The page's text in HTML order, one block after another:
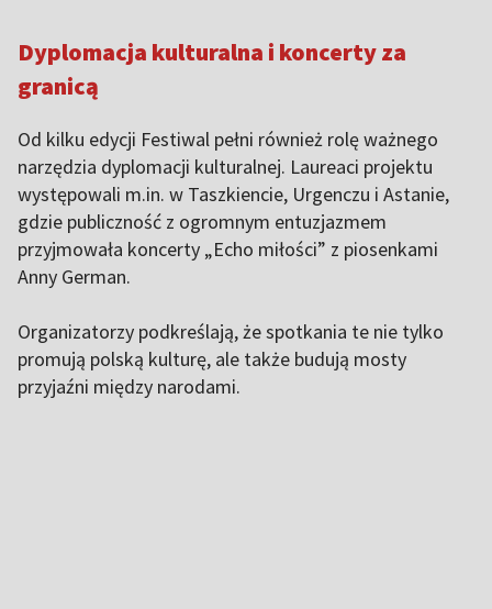
Dyplomacja kulturalna i koncerty za
granicą
Od kilku edycji Festiwal pełni również rolę ważnego
narzędzia dyplomacji kulturalnej. Laureaci projektu
występowali m.in. w Taszkiencie, Urgenczu i Astanie,
gdzie publiczność z ogromnym entuzjazmem
przyjmowała koncerty „Echo miłości” z piosenkami
Anny German.
Organizatorzy podkreślają, że spotkania te nie tylko
promują polską kulturę, ale także budują mosty
przyjaźni między narodami.